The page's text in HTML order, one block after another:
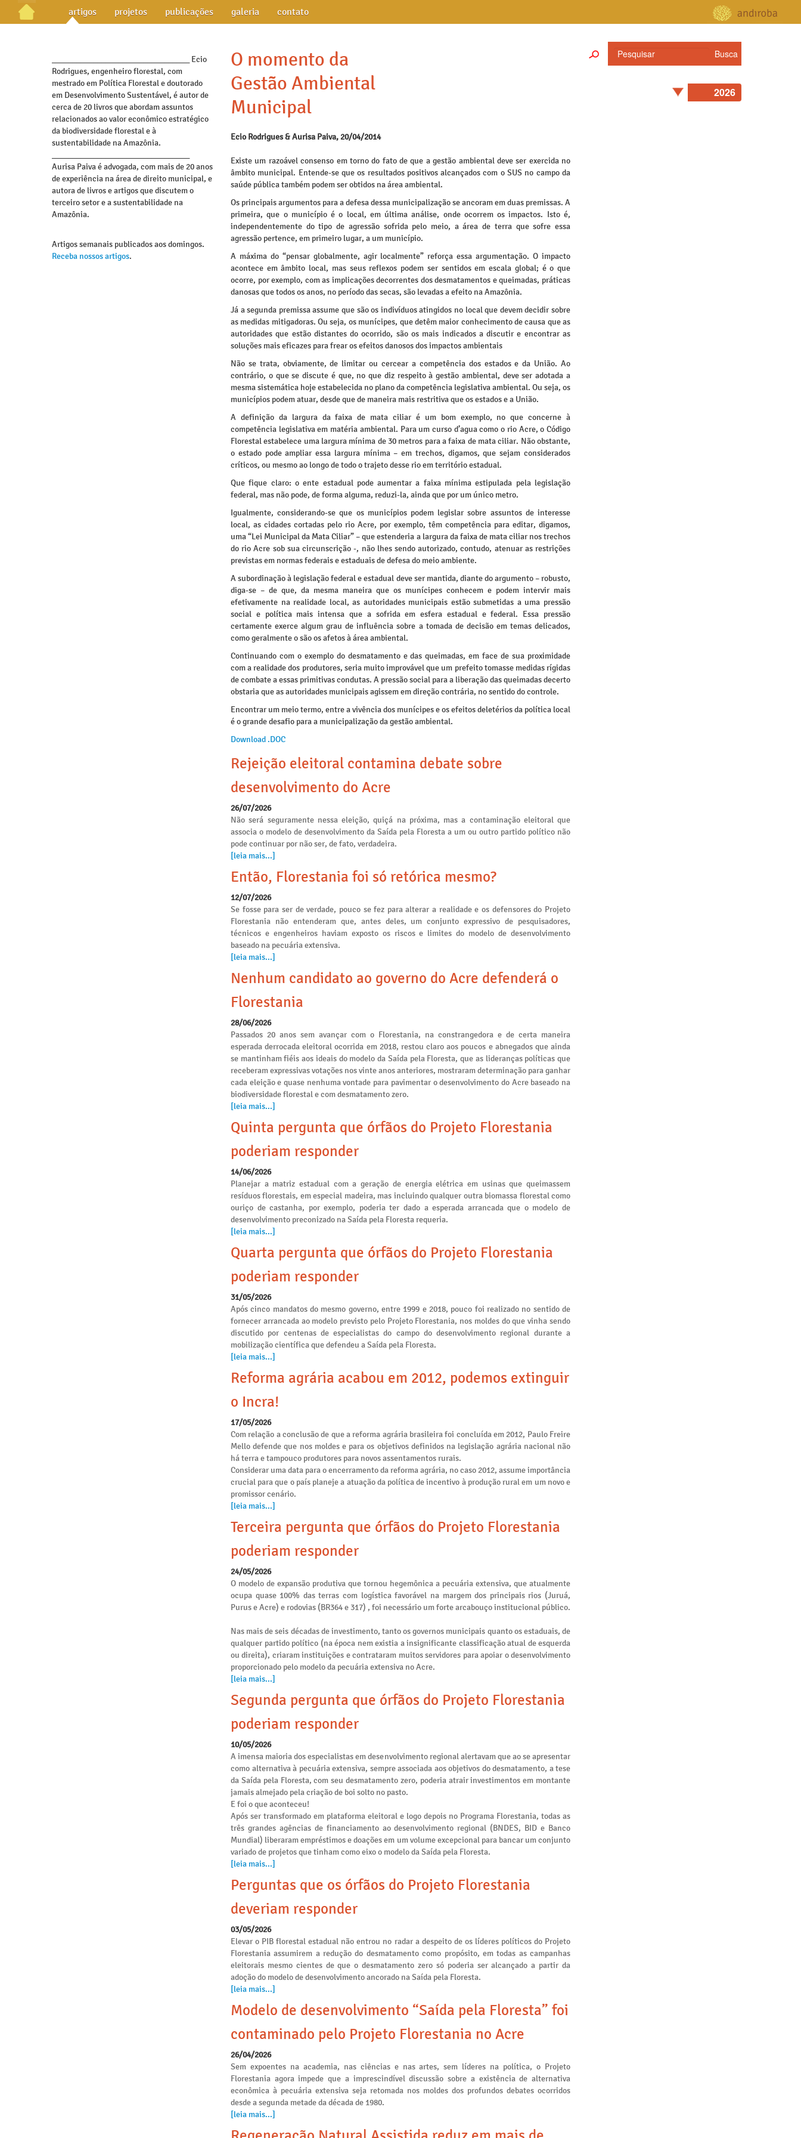
artigos projetos publicações galeria contato
_________________________________ Ecio
Rodrigues, engenheiro florestal, com
mestrado em Política Florestal e doutorado
em Desenvolvimento Sustentável, é autor de
cerca de 20 livros que abordam assuntos
relacionados ao valor econômico estratégico
da biodiversidade florestal e à
sustentabilidade na Amazônia.
Aurisa Paiva é advogada, com mais de 20 anos
de experiência na área de direito municipal, e
autora de livros e artigos que discutem o
terceiro setor e a sustentabilidade na
Amazônia.
Artigos semanais publicados aos domingos.
Receba nossos artigos.
O momento da
Gestão Ambiental
Municipal
Ecio Rodrigues & Aurisa Paiva, 20/04/2014
Existe um razoável consenso em torno do fato de que a gestão ambiental deve ser exercida no
âmbito municipal. Entende-se que os resultados positivos alcançados com o SUS no campo da
saúde pública também podem ser obtidos na área ambiental.
Os principais argumentos para a defesa dessa municipalização se ancoram em duas premissas. A
primeira, que o município é o local, em última análise, onde ocorrem os impactos. Isto é,
independentemente do tipo de agressão sofrida pelo meio, a área de terra que sofre essa
agressão pertence, em primeiro lugar, a um município.
A máxima do “pensar globalmente, agir localmente” reforça essa argumentação. O impacto
acontece em âmbito local, mas seus reflexos podem ser sentidos em escala global; é o que
ocorre, por exemplo, com as implicações decorrentes dos desmatamentos e queimadas, práticas
danosas que todos os anos, no período das secas, são levadas a efeito na Amazônia.
Já a segunda premissa assume que são os indivíduos atingidos no local que devem decidir sobre
as medidas mitigadoras. Ou seja, os munícipes, que detêm maior conhecimento de causa que as
autoridades que estão distantes do ocorrido, são os mais indicados a discutir e encontrar as
soluções mais eficazes para frear os efeitos danosos dos impactos ambientais
Não se trata, obviamente, de limitar ou cercear a competência dos estados e da União. Ao
contrário, o que se discute é que, no que diz respeito à gestão ambiental, deve ser adotada a
mesma sistemática hoje estabelecida no plano da competência legislativa ambiental. Ou seja, os
municípios podem atuar, desde que de maneira mais restritiva que os estados e a União.
A definição da largura da faixa de mata ciliar é um bom exemplo, no que concerne à
competência legislativa em matéria ambiental. Para um curso d’agua como o rio Acre, o Código
Florestal estabelece uma largura mínima de 30 metros para a faixa de mata ciliar. Não obstante,
o estado pode ampliar essa largura mínima – em trechos, digamos, que sejam considerados
críticos, ou mesmo ao longo de todo o trajeto desse rio em território estadual.
Que fique claro: o ente estadual pode aumentar a faixa mínima estipulada pela legislação
federal, mas não pode, de forma alguma, reduzi-la, ainda que por um único metro.
Igualmente, considerando-se que os municípios podem legislar sobre assuntos de interesse
local, as cidades cortadas pelo rio Acre, por exemplo, têm competência para editar, digamos,
uma “Lei Municipal da Mata Ciliar” – que estenderia a largura da faixa de mata ciliar nos trechos
do rio Acre sob sua circunscrição -, não lhes sendo autorizado, contudo, atenuar as restrições
previstas em normas federais e estaduais de defesa do meio ambiente.
A subordinação à legislação federal e estadual deve ser mantida, diante do argumento – robusto,
diga-se – de que, da mesma maneira que os munícipes conhecem e podem intervir mais
efetivamente na realidade local, as autoridades municipais estão submetidas a uma pressão
social e política mais intensa que a sofrida em esfera estadual e federal. Essa pressão
certamente exerce algum grau de influência sobre a tomada de decisão em temas delicados,
como geralmente o são os afetos à área ambiental.
Continuando com o exemplo do desmatamento e das queimadas, em face de sua proximidade
com a realidade dos produtores, seria muito improvável que um prefeito tomasse medidas rígidas
de combate a essas primitivas condutas. A pressão social para a liberação das queimadas decerto
obstaria que as autoridades municipais agissem em direção contrária, no sentido do controle.
Encontrar um meio termo, entre a vivência dos munícipes e os efeitos deletérios da política local
é o grande desafio para a municipalização da gestão ambiental.
Download .DOC
Rejeição eleitoral contamina debate sobre
desenvolvimento do Acre
26/07/2026
Não será seguramente nessa eleição, quiçá na próxima, mas a contaminação eleitoral que
associa o modelo de desenvolvimento da Saída pela Floresta a um ou outro partido político não
pode continuar por não ser, de fato, verdadeira.
[leia mais...]
Então, Florestania foi só retórica mesmo?
12/07/2026
Se fosse para ser de verdade, pouco se fez para alterar a realidade e os defensores do Projeto
Florestania não entenderam que, antes deles, um conjunto expressivo de pesquisadores,
técnicos e engenheiros haviam exposto os riscos e limites do modelo de desenvolvimento
baseado na pecuária extensiva.
[leia mais...]
Nenhum candidato ao governo do Acre defenderá o
Florestania
28/06/2026
Passados 20 anos sem avançar com o Florestania, na constrangedora e de certa maneira
esperada derrocada eleitoral ocorrida em 2018, restou claro aos poucos e abnegados que ainda
se mantinham fiéis aos ideais do modelo da Saída pela Floresta, que as lideranças políticas que
receberam expressivas votações nos vinte anos anteriores, mostraram determinação para ganhar
cada eleição e quase nenhuma vontade para pavimentar o desenvolvimento do Acre baseado na
biodiversidade florestal e com desmatamento zero.
[leia mais...]
Quinta pergunta que órfãos do Projeto Florestania
poderiam responder
14/06/2026
Planejar a matriz estadual com a geração de energia elétrica em usinas que queimassem
resíduos florestais, em especial madeira, mas incluindo qualquer outra biomassa florestal como
ouriço de castanha, por exemplo, poderia ter dado a esperada arrancada que o modelo de
desenvolvimento preconizado na Saída pela Floresta requeria.
[leia mais...]
Quarta pergunta que órfãos do Projeto Florestania
poderiam responder
31/05/2026
Após cinco mandatos do mesmo governo, entre 1999 e 2018, pouco foi realizado no sentido de
fornecer arrancada ao modelo previsto pelo Projeto Florestania, nos moldes do que vinha sendo
discutido por centenas de especialistas do campo do desenvolvimento regional durante a
mobilização científica que defendeu a Saída pela Floresta.
[leia mais...]
Reforma agrária acabou em 2012, podemos extinguir
o Incra!
17/05/2026
Com relação a conclusão de que a reforma agrária brasileira foi concluída em 2012, Paulo Freire
Mello defende que nos moldes e para os objetivos definidos na legislação agrária nacional não
há terra e tampouco produtores para novos assentamentos rurais.
Considerar uma data para o encerramento da reforma agrária, no caso 2012, assume importância
crucial para que o país planeje a atuação da política de incentivo à produção rural em um novo e
promissor cenário.
[leia mais...]
Terceira pergunta que órfãos do Projeto Florestania
poderiam responder
24/05/2026
O modelo de expansão produtiva que tornou hegemônica a pecuária extensiva, que atualmente
ocupa quase 100% das terras com logística favorável na margem dos principais rios (Juruá,
Purus e Acre) e rodovias (BR364 e 317) , foi necessário um forte arcabouço institucional público.
Nas mais de seis décadas de investimento, tanto os governos municipais quanto os estaduais, de
qualquer partido político (na época nem existia a insignificante classificação atual de esquerda
ou direita), criaram instituições e contrataram muitos servidores para apoiar o desenvolvimento
proporcionado pelo modelo da pecuária extensiva no Acre.
[leia mais...]
Segunda pergunta que órfãos do Projeto Florestania
poderiam responder
10/05/2026
A imensa maioria dos especialistas em desenvolvimento regional alertavam que ao se apresentar
como alternativa à pecuária extensiva, sempre associada aos objetivos do desmatamento, a tese
da Saída pela Floresta, com seu desmatamento zero, poderia atrair investimentos em montante
jamais almejado pela criação de boi solto no pasto.
E foi o que aconteceu!
Após ser transformado em plataforma eleitoral e logo depois no Programa Florestania, todas as
três grandes agências de financiamento ao desenvolvimento regional (BNDES, BID e Banco
Mundial) liberaram empréstimos e doações em um volume excepcional para bancar um conjunto
variado de projetos que tinham como eixo o modelo da Saída pela Floresta.
[leia mais...]
Perguntas que os órfãos do Projeto Florestania
deveriam responder
03/05/2026
Elevar o PIB florestal estadual não entrou no radar a despeito de os líderes políticos do Projeto
Florestania assumirem a redução do desmatamento como propósito, em todas as campanhas
eleitorais mesmo cientes de que o desmatamento zero só poderia ser alcançado a partir da
adoção do modelo de desenvolvimento ancorado na Saída pela Floresta.
[leia mais...]
Modelo de desenvolvimento “Saída pela Floresta” foi
contaminado pelo Projeto Florestania no Acre
26/04/2026
Sem expoentes na academia, nas ciências e nas artes, sem líderes na política, o Projeto
Florestania agora impede que a imprescindível discussão sobre a existência de alternativa
econômica à pecuária extensiva seja retomada nos moldes dos profundos debates ocorridos
desde a segunda metade da década de 1980.
[leia mais...]